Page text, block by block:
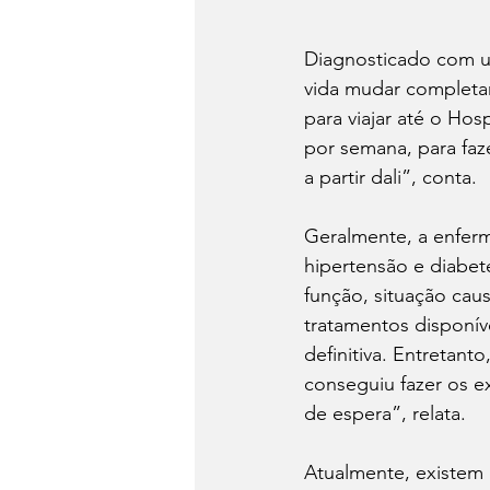
Diagnosticado com
vida mudar
para viajar até o
por semana, para
a partir dali”, conta.
Geralmente, a
hipertensão e
função, situação
tratamentos
definitiva.
conseguiu fazer os
de espera”, relata.
Atualmente,